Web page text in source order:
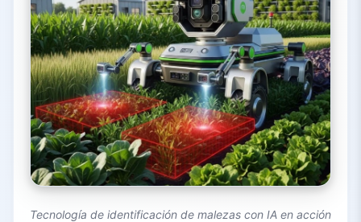
Tecnología de identificación de malezas con IA en acción